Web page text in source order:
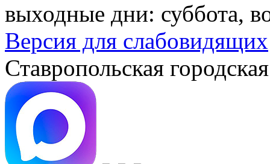
выходные дни: суббота,
Версия для слабовидящих
Ставропольская